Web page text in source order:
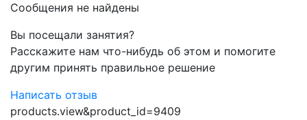
Сообщения не найдены
Вы посещали занятия?
Расскажите нам что-нибудь об этом и помогите
другим принять правильное решение
Написать отзыв
products.view&product_id=9409